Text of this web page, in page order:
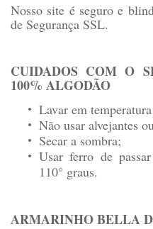
Nosso site é seguro e
de Segurança SSL.
CUIDADOS COM O
100% ALGODÃO
Lavar em
Não usar alvejantes
Secar a sombra;
Usar ferro de
110° graus.
ARMARINHO BELLA